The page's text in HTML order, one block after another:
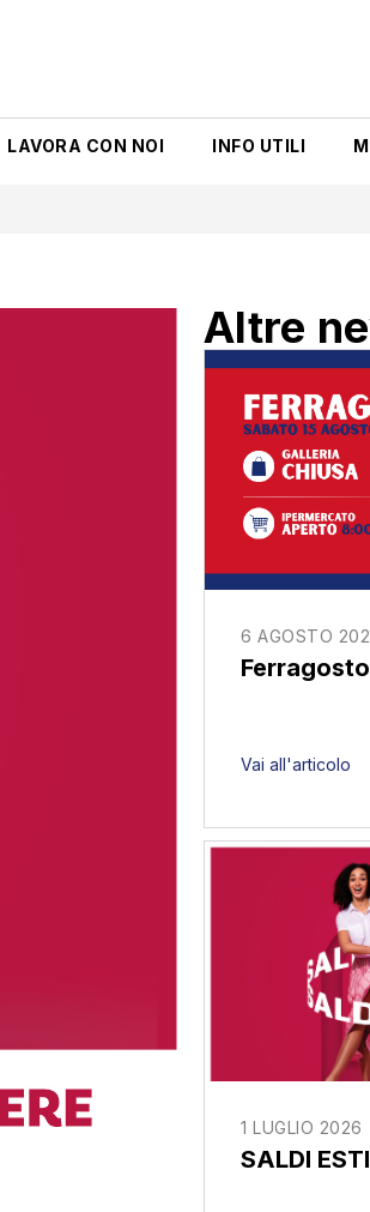
LAVORA CON NOI INFO UTILI
Altre
6 AGOSTO
Ferragosto
Vai all'articolo
1 LUGLIO 2026
SALDI